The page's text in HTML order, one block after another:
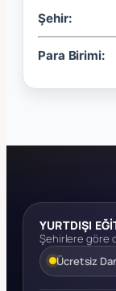
Şehir:
Para Birimi:
YURTDIŞI
Şehirlere göre
Ücretsiz